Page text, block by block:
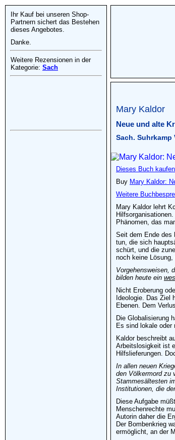
Mary Kaldor
Neue und alte
Sach. Suhrkamp
Dieses Buch
Buy Mary Kaldor:
Weitere
Mary Kaldor lehrt
Phänomen, das
Seit dem Ende des
tun, die sich
schürt, und die
noch keine
Vorgehensweisen,
bilden heute ein
Nicht Eroberung
Ideologie. Das Ziel
Ebenen. Dem
Die Globalisierung
Es sind lokale
Kaldor beschreibt
Arbeitslosigkeit ist
Hilfslieferungen.
In allen neuen
den Völkermord zu
Stammesältesten
Institutionen, die
Diese Aufgabe
Menschenrechte
Autorin daher die
Der Bombenkrieg
ermöglicht, an der
Ihr Kauf bei unseren Shop-
Partnern sichert das Bestehen
dieses Angebotes.
Danke.
Weitere Rezensionen in der
Kategorie: Sach